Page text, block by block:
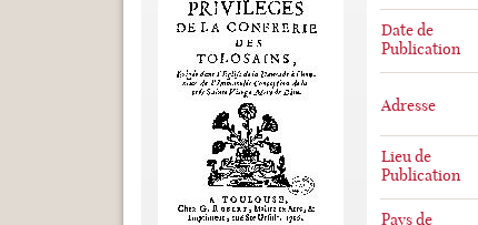
Date de
Publication
Adresse
Lieu de
Publication
Pays de